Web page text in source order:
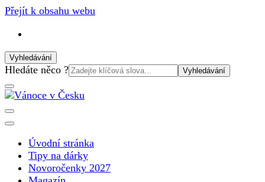
Přejít k obsahu webu
Vyhledávání
Vyhledat:
Hledáte něco ?
Vánoce v Česku
nejkrásnějším svátku v roce v České republice
Úvodní stránka
Tipy na dárky
Novoročenky 2027